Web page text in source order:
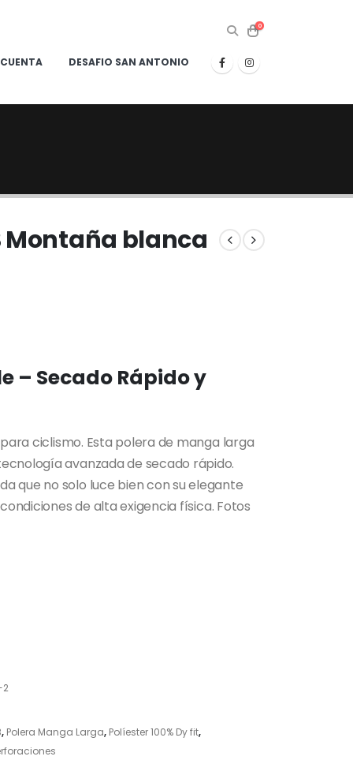
0
DESAFIO SAN ANTONIO
Montaña blanca
– Secado Rápido y
ciclismo. Esta polera de manga larga
avanzada de secado rápido.
que no solo luce bien con su elegante
de alta exigencia física. Fotos
2
, Polera Manga Larga, Políester 100% Dy fit,